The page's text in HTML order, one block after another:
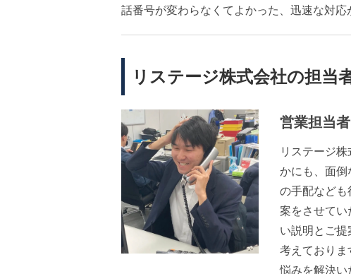
話番号が変わらなくてよかった、迅速な対
リステージ株式会社の担当
営業担当
リステージ
かにも、面倒
の手配なども
案をさせてい
い説明とご
考えておりま
悩みを解決い